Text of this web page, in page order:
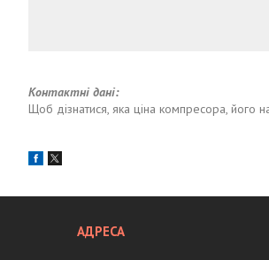
Контактні дані:
Щоб дізнатися, яка ціна компресора, його